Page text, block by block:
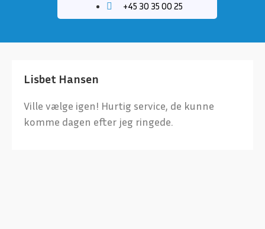
+45 30 35 00 25
Lisbet Hansen
Ville vælge igen! Hurtig service, de kunne
komme dagen efter jeg ringede.